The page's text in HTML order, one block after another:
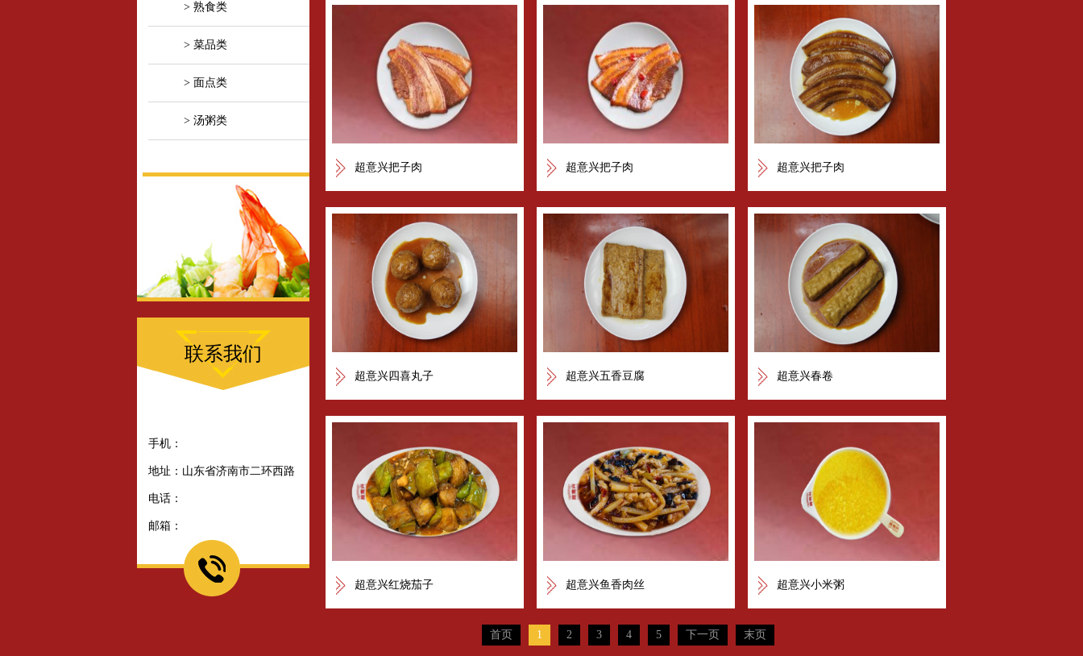
> 熟食类
> 菜品类
> 面点类
> 汤粥类
联系我们
手机：
地址：山东省济南市二环西路
电话：
邮箱：
超意兴把子肉 超意兴把子肉 超意兴把子肉
超意兴四喜丸子 超意兴五香豆腐 超意兴春卷
超意兴红烧茄子 超意兴鱼香肉丝 超意兴小米粥
首页 1 2 3 4 5 下一页 末页